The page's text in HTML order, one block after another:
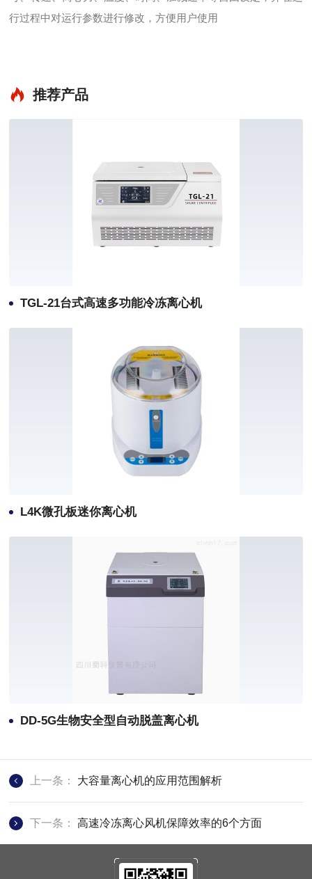
行过程中对运行参数进行修改，方便用户使用
推荐产品
TGL-21台式高速多功能冷冻离心机
L4K微孔板迷你离心机
DD-5G生物安全型自动脱盖离心机
上一条： 大容量离心机的应用范围解析
下一条：高速冷冻离心风机保障效率的6个方面